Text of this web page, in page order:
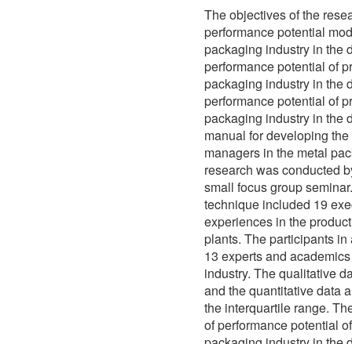
The objectives of the
performance potential
packaging industry in the
performance potential of
packaging industry in the
performance potential of
packaging industry in the
manual for developing
managers in the metal
research was conducted
small focus group
technique included 19
experiences in the
plants. The participants
13 experts and
industry. The qualitative
and the quantitative data
the interquartile range.
of performance potential